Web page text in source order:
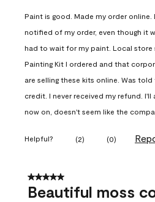
Paint is good. Made my order online.
notified of my order, even though it
had to wait for my paint. Local store
Painting Kit I ordered and that
are selling these kits online. Was
credit. I never received my refund.
now on, doesn't seem like the
Helpful? (2) (0)
5 out of 5 stars.
Beautiful moss